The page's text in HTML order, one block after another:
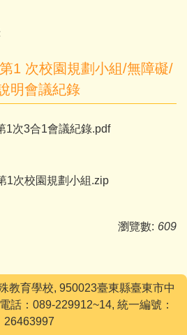
1 次校園規劃小組/無障礙/
明會議紀錄
1次3合1會議紀錄.pdf
1次校園規劃小組.zip
瀏覽數: 609
教育學校, 950023臺東縣臺東市中
話：089-229912~14, 統一編號：
26463997